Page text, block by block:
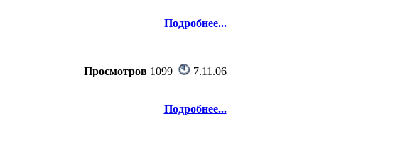
Подробнее...
Просмотров1099
7.11.06
Подробнее...